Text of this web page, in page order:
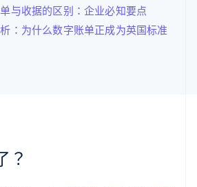
与收据的区别：企业必知要点
：为什么数字账单正成为英国标准
？